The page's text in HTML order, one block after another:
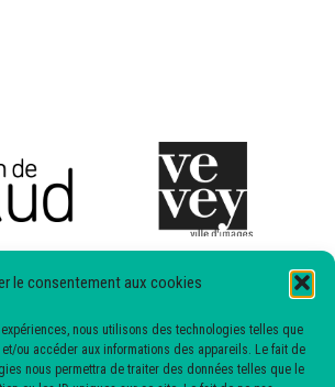
le consentement aux cookies
nous utilisons des technologies telles que
ou accéder aux informations des appareils. Le fait de
nous permettra de traiter des données telles que le